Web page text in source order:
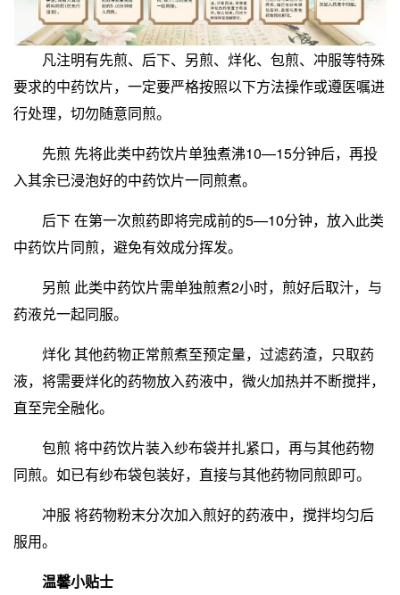
凡注明有先煎、后下、另煎、烊化、包煎、冲服等特殊
要求的中药饮片，一定要严格按照以下方法操作或遵医嘱进
行处理，切勿随意同煎。
先煎 先将此类中药饮片单独煮沸10—15分钟后，再投
入其余已浸泡好的中药饮片一同煎煮。
后下 在第一次煎药即将完成前的5—10分钟，放入此类
中药饮片同煎，避免有效成分挥发。
另煎 此类中药饮片需单独煎煮2小时，煎好后取汁，与
药液兑一起同服。
烊化 其他药物正常煎煮至预定量，过滤药渣，只取药
液，将需要烊化的药物放入药液中，微火加热并不断搅拌，
直至完全融化。
包煎 将中药饮片装入纱布袋并扎紧口，再与其他药物
同煎。如已有纱布袋包装好，直接与其他药物同煎即可。
冲服 将药物粉末分次加入煎好的药液中，搅拌均匀后
服用。
温馨小贴士